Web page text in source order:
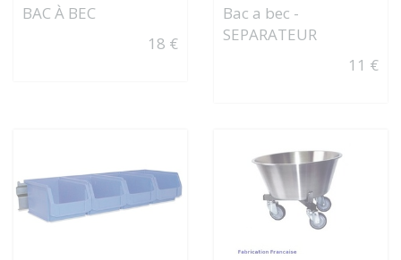
BAC À BEC
18 €
Bac a bec -
SEPARATEUR
11 €